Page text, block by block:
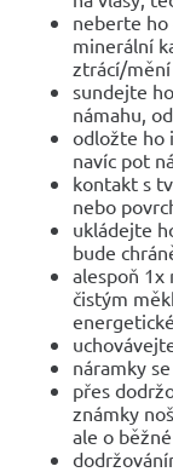
neberte ho
minerální
ztrácí/mění
sundejte
námahu,
odložte ho
navíc pot
kontakt s
nebo
ukládejte
bude
alespoň 1x
čistým
náramky
přes
známky
ale o